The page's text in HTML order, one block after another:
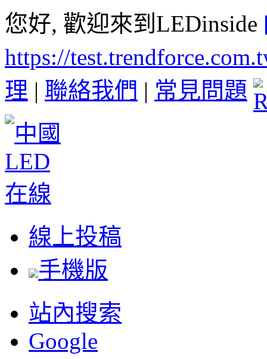
您好, 歡迎來到LEDinside
https://
理 | 聯絡我們 | 常見問題
線上投稿
手機版
站內搜索
Google